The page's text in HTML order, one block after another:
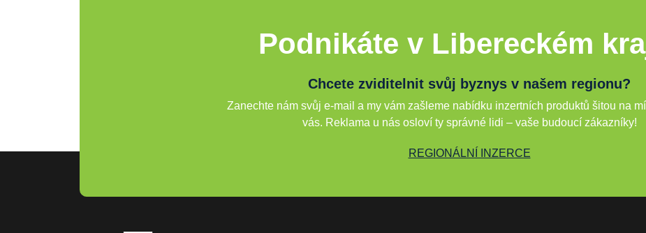
Podnikáte v Libereckém
Chcete zviditelnit svůj byznys v našem regionu?
Zanechte nám svůj e-mail a my vám zašleme nabídku inzertních produktů šitou na
vás. Reklama u nás osloví ty správné lidi – vaše budoucí zákazníky!
REGIONÁLNÍ INZERCE